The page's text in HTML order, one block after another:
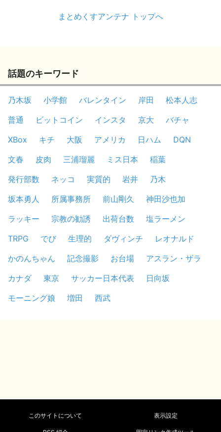
まとめくすアンテナ トップへ
話題のキーワード
乃木坂 小学館 バレンタイン 岸田
松本人志
普通
ビットコイン インスタ 京大
バチャ
XBox
キチ 大阪 アメリカ 日ハム
DQN
文春
皮肉 三浦瑠麗 ミス日本
稲葉
発行部数
ネッコ 実質的 岩井
乃木
坂本勇人
所属事務所 前山剛久
神田沙也加
ラッキー
宗教の勧誘 出荷台数
塩ラーメン
TRPG
でび 生理的 ダヴィンチ
レオナルド
かのんちゃん
記念撮影 お台場
アスラン・ザラ
カナダ
東京 サッカー日本代表
日向坂
モーニング娘
増田 西武
このサイトについて 表示設定